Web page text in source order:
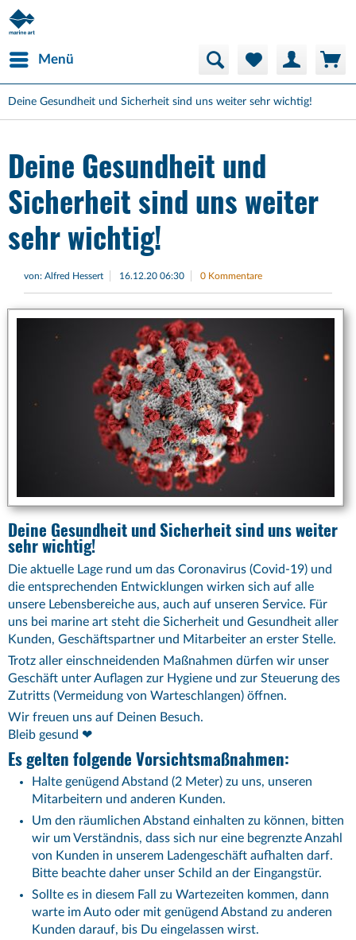
Menü
Deine Gesundheit und Sicherheit sind uns weiter sehr wichtig!
Deine Gesundheit und
Sicherheit sind uns weiter
sehr wichtig!
von: Alfred Hessert 16.12.20 06:30 0 Kommentare
Deine Gesundheit und Sicherheit sind uns weiter
sehr wichtig!
Die aktuelle Lage rund um das Coronavirus (Covid-19) und
die entsprechenden Entwicklungen wirken sich auf alle
unsere Lebensbereiche aus, auch auf unseren Service. Für
uns bei marine art steht die Sicherheit und Gesundheit aller
Kunden, Geschäftspartner und Mitarbeiter an erster Stelle.
Trotz aller einschneidenden Maßnahmen dürfen wir unser
Geschäft unter Auflagen zur Hygiene und zur Steuerung des
Zutritts (Vermeidung von Warteschlangen) öffnen.
Wir freuen uns auf Deinen Besuch.
Bleib gesund ❤
Es gelten folgende Vorsichtsmaßnahmen:
Halte genügend Abstand (2 Meter) zu uns, unseren
Mitarbeitern und anderen Kunden.
Um den räumlichen Abstand einhalten zu können, bitten
wir um Verständnis, dass sich nur eine begrenzte Anzahl
von Kunden in unserem Ladengeschäft aufhalten darf.
Bitte beachte daher unser Schild an der Eingangstür.
Sollte es in diesem Fall zu Wartezeiten kommen, dann
warte im Auto oder mit genügend Abstand zu anderen
Kunden darauf, bis Du eingelassen wirst.